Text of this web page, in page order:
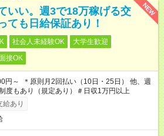
NEW
いい。週3で18万稼げる交
ても日給保証あり！
社会人未経験OK
大学生歓迎
接OK
円～ ＊原則月2回払い（10日・25日） 他、週
度もあり（規定あり）＃日収1万円以上
給あり